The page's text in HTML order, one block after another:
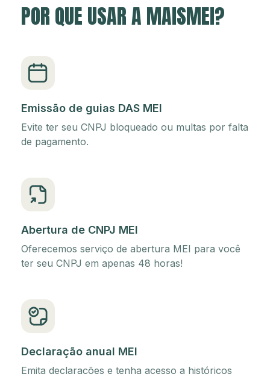
POR QUE USAR A MAISMEI?
Emissão de guias DAS MEI
Evite ter seu CNPJ bloqueado ou multas por falta
de pagamento.
Abertura de CNPJ MEI
Oferecemos serviço de abertura MEI para você
ter seu CNPJ em apenas 48 horas!
Declaração anual MEI
Emita declarações e tenha acesso a históricos